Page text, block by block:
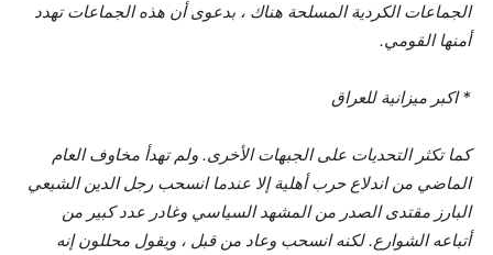
الجماعات الكردية المسلحة هناك ، بدعوى أن هذه الجماعات تهدد
أمنها القومي.
* اكبر ميزانية للعراق
كما تكثر التحديات على الجبهات الأخرى. ولم تهدأ مخاوف العام
الماضي من اندلاع حرب أهلية إلا عندما انسحب رجل الدين الشيعي
البارز مقتدى الصدر من المشهد السياسي وغادر عدد كبير من
أتباعه الشوارع. لكنه انسحب وعاد من قبل ، ويقول محللون إنه